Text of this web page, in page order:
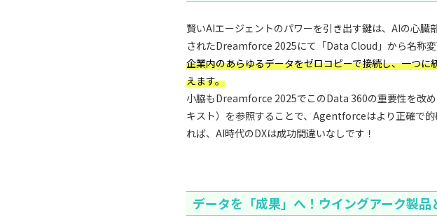
賢いAIエージェントのパワーを引き出す鍵は、AIの心
されたDreamforce 2025にて「Data Cloud」から名称変
企業内のあらゆるデータをゼロコピーで接続し、一つ
えます。
小脇もDreamforce 2025でこのData 360の重要性を改
キスト）を参照することで、Agentforceはより正確で
れば、AI時代のDXは成功間違いなしです！
データを「成果」へ！ウイングアーク製品